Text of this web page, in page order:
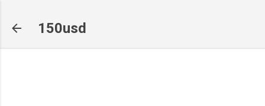
150usd